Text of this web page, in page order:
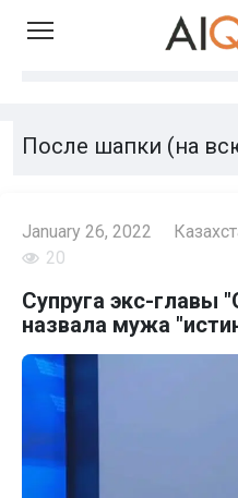
Skip
После шапки (на
January 26, 2022
20
Супруга экс-главы
назвала мужа